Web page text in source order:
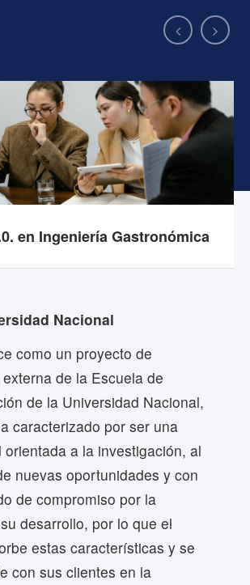
en Ingeniería Gastronómica
Nacional
como un proyecto de
de la Escuela de
de la Universidad Nacional,
caracterizado por ser una
orientada a la investigación, al
nuevas oportunidades y con
de compromiso por la
desarrollo, por lo que el
estas características y se
con sus clientes en la